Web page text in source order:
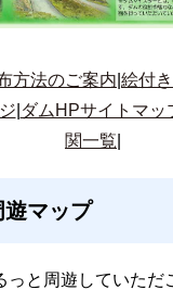
方法のご案内 絵付
ダムHPサイトマッ
関一覧
遊マップ
っと周遊していただ